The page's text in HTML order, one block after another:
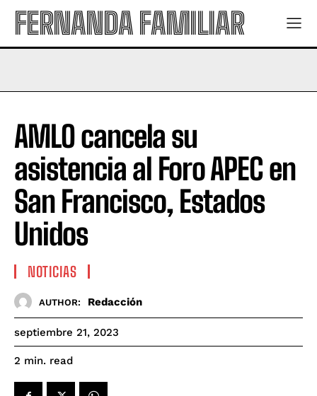
FERNANDA FAMILIAR
AMLO cancela su
asistencia al Foro APEC en
San Francisco, Estados
Unidos
NOTICIAS
AUTHOR: Redacción
septiembre 21, 2023
2 min. read